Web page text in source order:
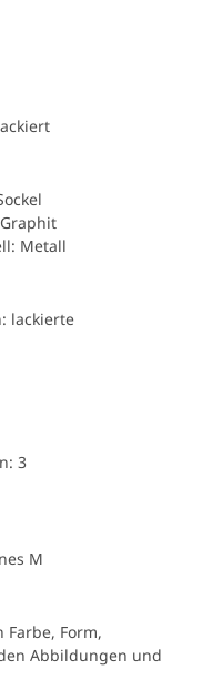
Metall
lackierte
3
M
Form,
Abbildungen und